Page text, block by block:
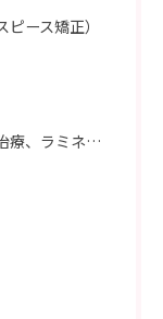
ース矯正）
イレクトボンディング）